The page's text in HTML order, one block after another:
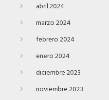
abril 2024
marzo 2024
febrero 2024
enero 2024
diciembre 2023
noviembre 2023